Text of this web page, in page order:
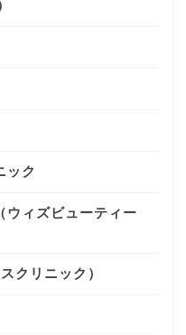
ック
ィズビューティー
クリニック）